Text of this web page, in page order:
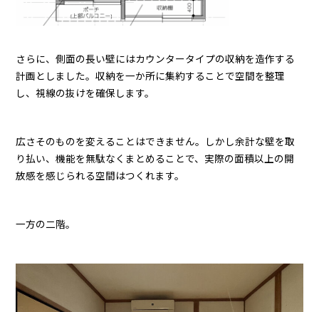
さらに、側面の長い壁にはカウンタータイプの収納を造作する
計画としました。収納を一か所に集約することで空間を整理
し、視線の抜けを確保します。
広さそのものを変えることはできません。しかし余計な壁を取
り払い、機能を無駄なくまとめることで、実際の面積以上の開
放感を感じられる空間はつくれます。
一方の二階。